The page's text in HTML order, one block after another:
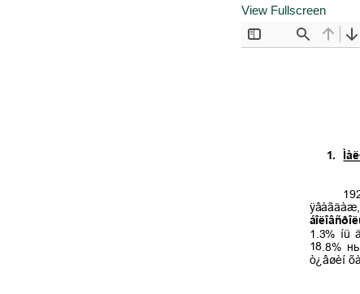
View Fullscreen